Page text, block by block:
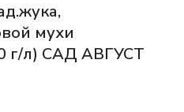
мухи
г/л) САД АВГУСТ